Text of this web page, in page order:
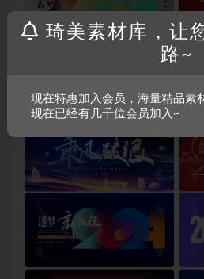
琦美素材库，让
路~
现在特惠加入会员，海量精品素
现在已经有几千位会员加入~